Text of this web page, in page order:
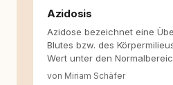
Azidosis
Azidose bezeichnet eine
Blutes bzw. des
Wert unter den
von Miriam Schäfer